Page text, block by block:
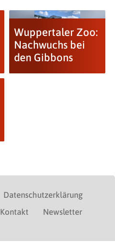
Wuppertaler Zoo:
Nachwuchs bei
den Gibbons
Datenschutzerklärung
Kontakt Newsletter